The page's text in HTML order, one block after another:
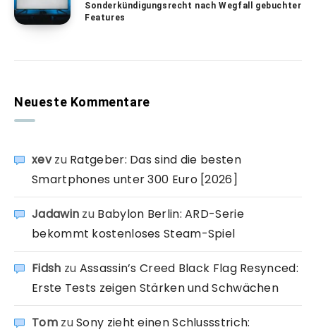
Sonderkündigungsrecht nach Wegfall gebuchter
Features
Neueste Kommentare
xevzu Ratgeber: Das sind die besten
Smartphones unter 300 Euro [2026]
Jadawin zu Babylon Berlin: ARD-Serie
bekommt kostenloses Steam-Spiel
Fidsh zu Assassin’s Creed Black Flag Resynced:
Erste Tests zeigen Stärken und Schwächen
TomzuSony zieht einen Schlussstrich: